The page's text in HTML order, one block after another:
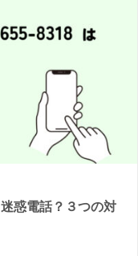
惑電話？３つの対